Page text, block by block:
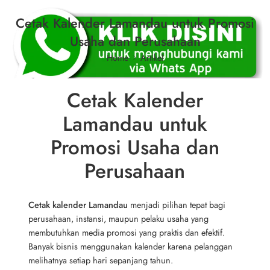
Cetak Kalender Lamandau untuk Promosi
Usaha dan Perusahaan
Home Artikel
Cetak Kalender
Lamandau untuk
Promosi Usaha dan
Perusahaan
Cetak kalender Lamandau menjadi pilihan tepat bagi
perusahaan, instansi, maupun pelaku usaha yang
membutuhkan media promosi yang praktis dan efektif.
Banyak bisnis menggunakan kalender karena pelanggan
melihatnya setiap hari sepanjang tahun.